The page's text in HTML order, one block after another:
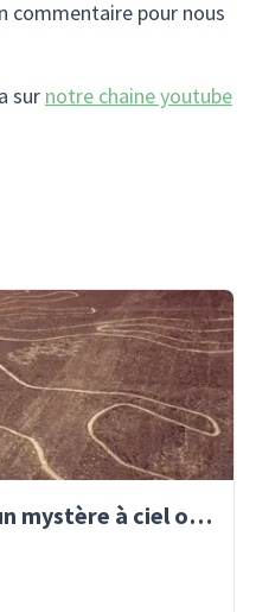
commentaire pour nous
sur notre chaine youtube
Les lignes de Nazca : un mystère à ciel ouvert